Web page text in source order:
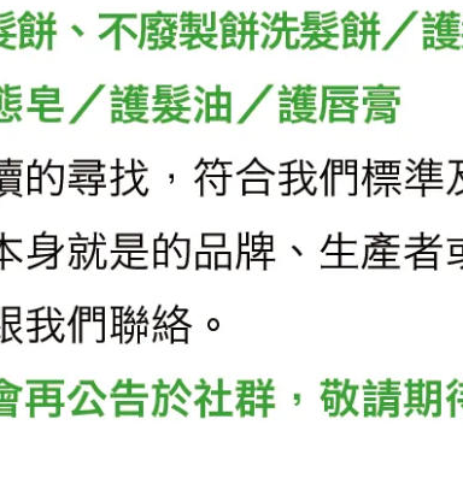
homework | 2023-11-01
種解方